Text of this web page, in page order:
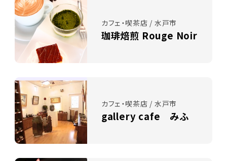
カフェ・喫茶店 / 水戸市
珈琲焙煎 Rouge Noir
カフェ・喫茶店 / 水戸市
gallery cafe みふ